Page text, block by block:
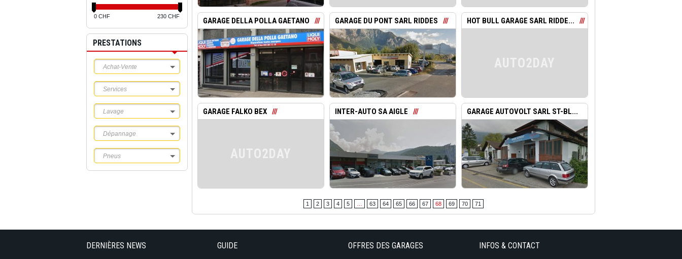
0 CHF 230 CHF
PRESTATIONS
Achat-Vente
Services
Lavage
Dépannage
Pneus
GARAGE DELLA POLLA GAETANO GARAGE DU PONT SARL RIDDES HOT BULL GARAGE SARL RIDDE...
AUTO2DAY
GARAGE FALKO BEX
AUTO2DAY
INTER-AUTO SA AIGLE GARAGE AUTOVOLT SARL ST-BL...
1 2 3 4 5 63 64 65 66 67 68 69 70 71
DERNIÈRES NEWS GUIDE OFFRES DES GARAGES INFOS & CONTACT